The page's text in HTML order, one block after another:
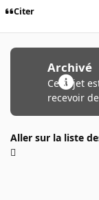
Citer
Archivé
Ce sujet
recevoir
Aller sur la liste